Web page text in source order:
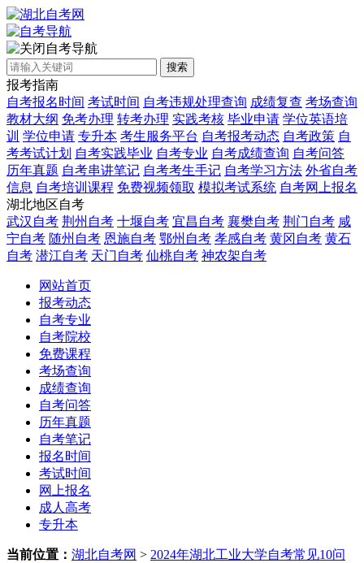
自考导航
搜索
报考指南
自考报名时间 考试时间 自考违规处理查询 成绩复查 考场查询
教材大纲 免考办理 转考办理 实践考核 毕业申请 学位英语培
训 学位申请 专升本 考生服务平台 自考报考动态 自考政策 自
考考试计划 自考实践毕业 自考专业 自考成绩查询 自考问答
历年真题 自考串讲笔记 自考考生手记 自考学习方法 外省自考
信息 自考培训课程 免费视频领取 模拟考试系统 自考网上报名
湖北地区自考
武汉自考 荆州自考 十堰自考 宜昌自考 襄樊自考 荆门自考 咸
宁自考 随州自考 恩施自考 鄂州自考 孝感自考 黄冈自考 黄石
自考 潜江自考 天门自考 仙桃自考 神农架自考
网站首页
报考动态
自考专业
自考院校
免费课程
考场查询
成绩查询
自考问答
历年真题
自考笔记
报名时间
考试时间
网上报名
成人高考
专升本
当前位置： 湖北自考网 > 2024年湖北工业大学自考常见10问